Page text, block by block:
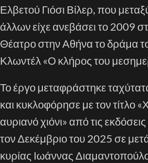
Ελβετού Γιόσι Βίλερ, που
άλλων είχε ανεβάσει το 2009
Θέατρο στην Αθήνα το δράμα
Κλωντέλ «Ο κλήρος του
Το έργο μεταφράστηκε
και κυκλοφόρησε με τον τίτλο
αυριανό χιόνι» από τις
τον Δεκέμβριο του 2025 σε
κυρίας Ιωάννας